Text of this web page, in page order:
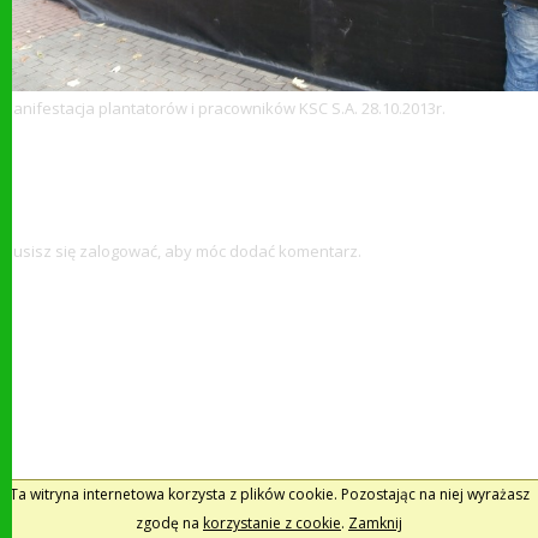
Manifestacja plantatorów i pracowników KSC S.A. 28.10.2013r.
Musisz się zalogować, aby móc dodać komentarz.
Ta witryna internetowa korzysta z plików cookie. Pozostając na niej wyrażasz
zgodę na korzystanie z cookie. Zamknij